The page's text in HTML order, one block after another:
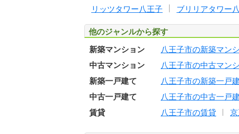
リッツタワー八王子
ブリリアタワー
他のジャンルから探す
新築マンション 八王子市の新築マン
中古マンション
八王子市の中古マン
新築一戸建て
八王子市の新築一戸
中古一戸建て
八王子市の中古一戸
賃貸
八王子市の賃貸